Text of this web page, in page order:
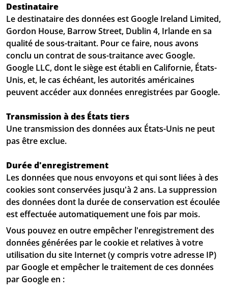
Destinataire
Le destinataire des données est Google Ireland Limited,
Gordon House, Barrow Street, Dublin 4, Irlande en sa
qualité de sous-traitant. Pour ce faire, nous avons
conclu un contrat de sous-traitance avec Google.
Google LLC, dont le siège est établi en Californie, États-
Unis, et, le cas échéant, les autorités américaines
peuvent accéder aux données enregistrées par Google.
Transmission à des États tiers
Une transmission des données aux États-Unis ne peut
pas être exclue.
Durée d'enregistrement
Les données que nous envoyons et qui sont liées à des
cookies sont conservées jusqu'à 2 ans. La suppression
des données dont la durée de conservation est écoulée
est effectuée automatiquement une fois par mois.
Vous pouvez en outre empêcher l'enregistrement des
données générées par le cookie et relatives à votre
utilisation du site Internet (y compris votre adresse IP)
par Google et empêcher le traitement de ces données
par Google en :